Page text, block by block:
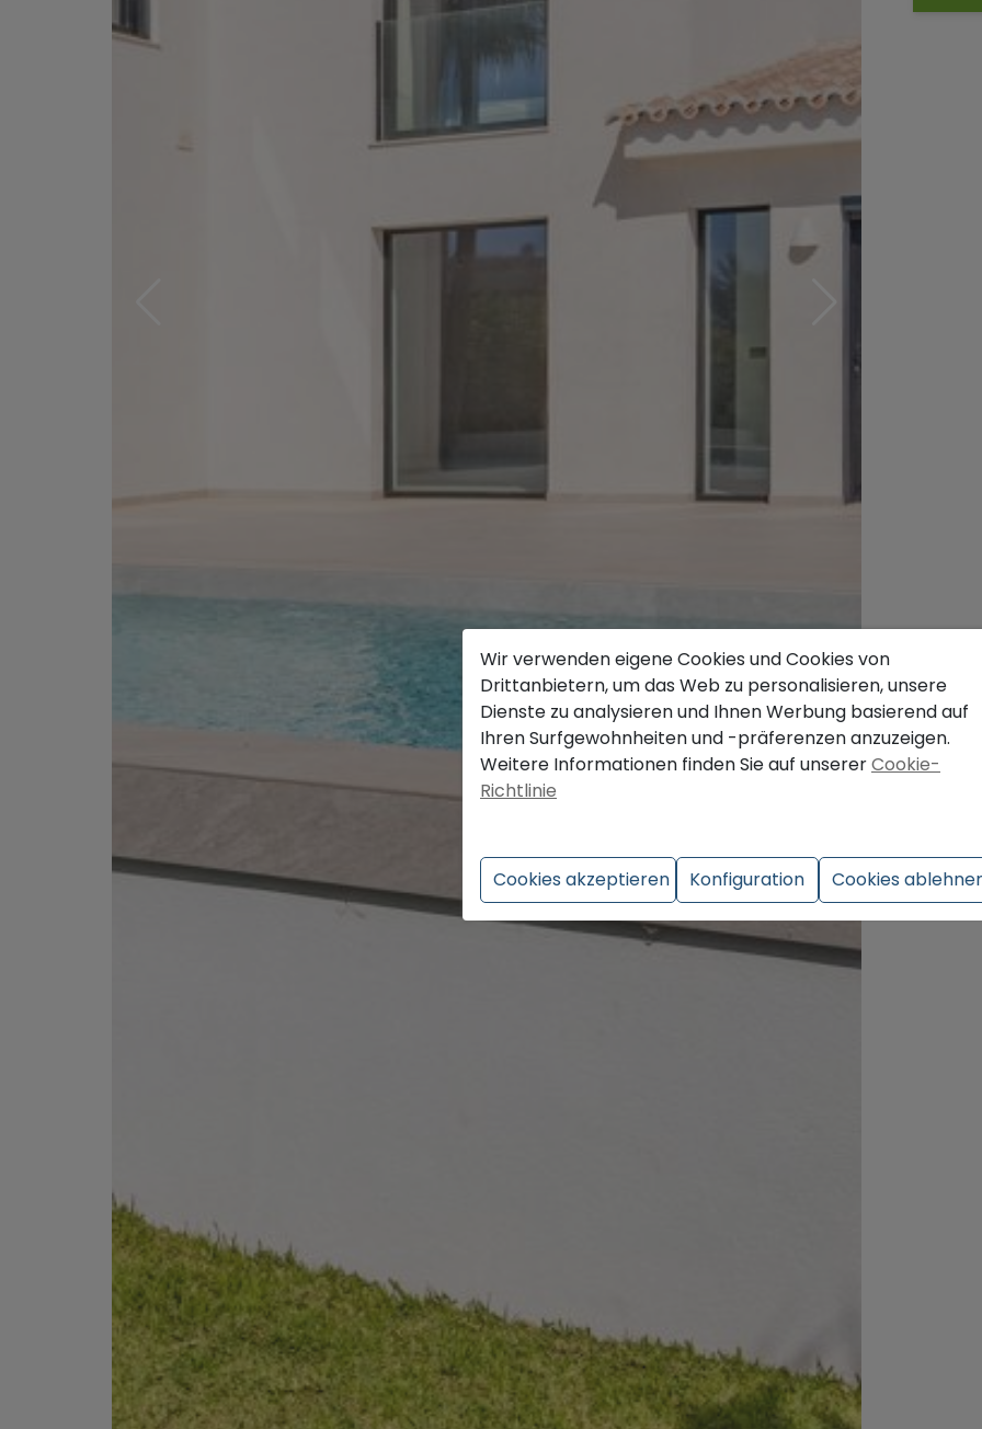
Wir verwenden eigene Cookies und Cookies von
Drittanbietern, um das Web zu personalisieren, unsere
Dienste zu analysieren und Ihnen Werbung basierend auf
Ihren Surfgewohnheiten und -präferenzen anzuzeigen.
Weitere Informationen finden Sie auf unsererCookie-
Richtlinie
Cookies akzeptieren Konfiguration Cookies